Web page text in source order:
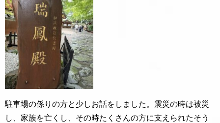
駐車場の係りの方と少しお話をしました。震災の時は被災
し、家族を亡くし、その時たくさんの方に支えられたそう